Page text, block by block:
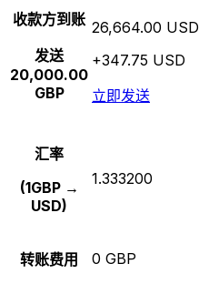
收款方到账
发送
20,000.00
GBP
26,664.00 USD
+347.75 USD
立即发送
汇率
(1GBP →
USD)
1.333200
转账费用 0 GBP